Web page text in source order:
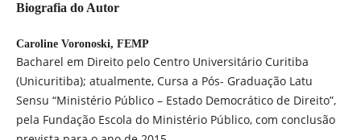
Biografia do Autor
Caroline Voronoski, FEMP
Bacharel em Direito pelo Centro Universitário Curitiba
(Unicuritiba); atualmente, Cursa a Pós- Graduação Latu
Sensu “Ministério Público – Estado Democrático de Direito”,
pela Fundação Escola do Ministério Público, com conclusão